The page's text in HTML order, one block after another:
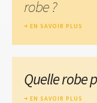
robe ?
EN SAVOIR PLUS
Quelle robe
EN SAVOIR PLUS